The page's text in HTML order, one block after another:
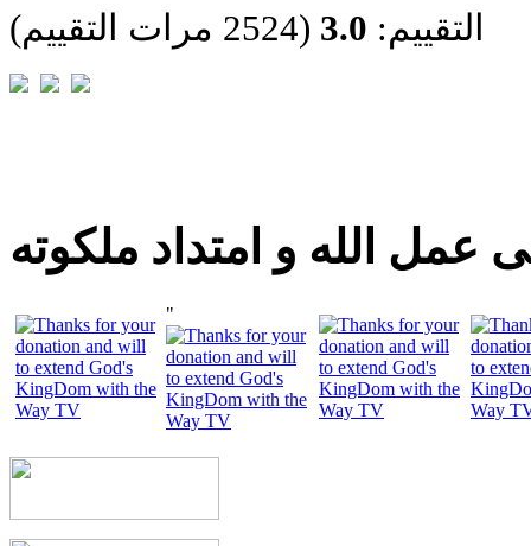
التقييم: 3.0 (2524 مرات التقييم)
عمل الله و امتداد ملكوته
"